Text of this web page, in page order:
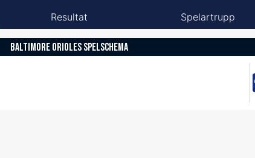
Resultat Spelartrupp
BALTIMORE ORIOLES SPELSCHEMA